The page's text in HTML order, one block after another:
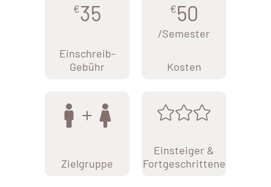
€35
Einschreib-
Gebühr
€50
/Semester
Kosten
Zielgruppe
Einsteiger &
Fortgeschrittene